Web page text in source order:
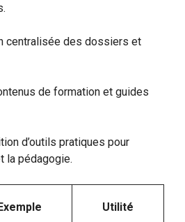
centralisée des dossiers et
de formation et guides
d’outils pratiques pour
la pédagogie.
Utilité